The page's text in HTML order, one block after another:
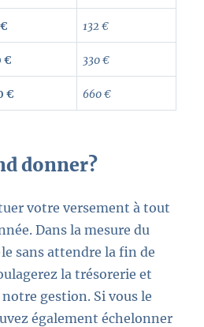
132 €
€ 330 €
€ 660 €
donner?
votre versement à tout
Dans la mesure du
sans attendre la fin de
la trésorerie et
gestion. Si vous le
également échelonner